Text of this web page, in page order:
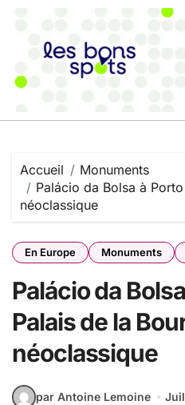
contenu
Accueil
Monuments
Palácio da Bolsa à
néoclassique
En Europe Monuments
Palácio da
Palais de la
néoclassique
par Antoine Lemoine